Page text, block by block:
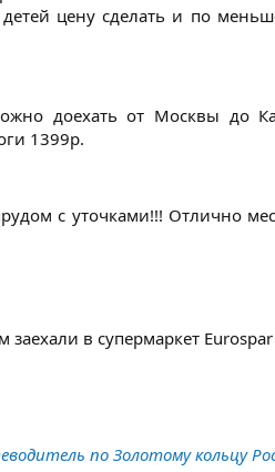
цену сделать и по
доехать от Москвы
1399р.​
с уточками!!! Отлично
в супермаркет Eurospar
по Золотому кольцу